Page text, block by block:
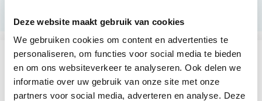
Deze website maakt gebruik van cookies
We gebruiken cookies om content en advertenties te
personaliseren, om functies voor social media te bieden
en om ons websiteverkeer te analyseren. Ook delen we
informatie over uw gebruik van onze site met onze
partners voor social media, adverteren en analyse. Deze
Vind een Livit werk en veiligheid
locatie bij u in de buurt
Met meer dan 140 locaties vindt u altijd een locatie bij
u in de buurt